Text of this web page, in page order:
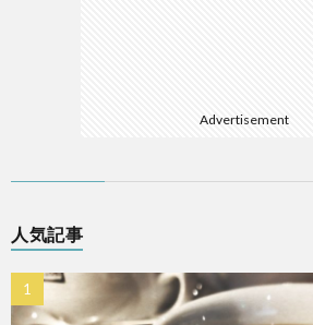
Advertisement
人気記事